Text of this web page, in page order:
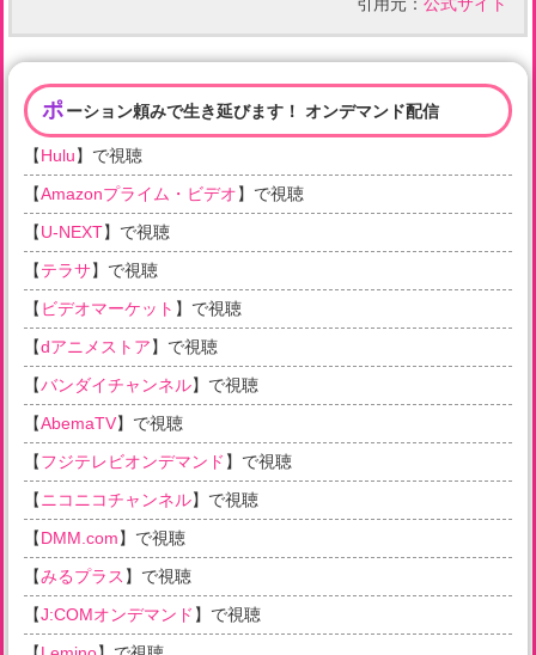
ポーション頼みで生き延びます！ オンデマンド配信
【Hulu】で視聴
【Amazonプライム・ビデオ】で視聴
【U-NEXT】で視聴
【テラサ】で視聴
【 ビデオマーケット 】で視聴
【dアニメストア】で視聴
【バンダイチャンネル】で視聴
【AbemaTV】で視聴
【フジテレビオンデマンド 】で視聴
【ニコニコチャンネル】で視聴
【DMM.com】で視聴
【みるプラス 】で視聴
【J:COMオンデマンド 】で視聴